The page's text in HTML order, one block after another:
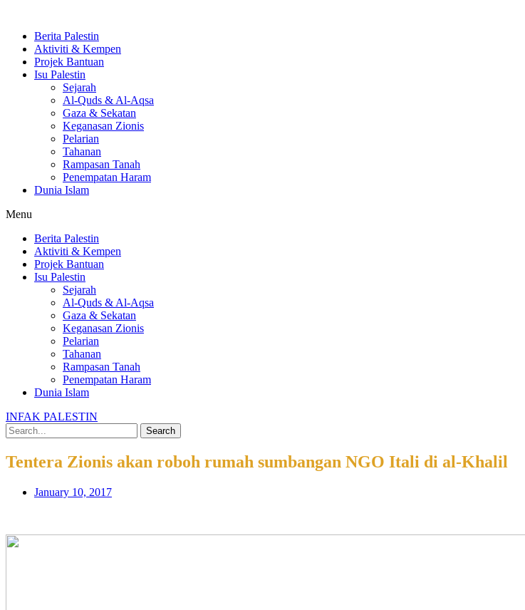
contentBerita Palestin
Aktiviti & Kempen
Projek Bantuan
Isu Palestin
Sejarah
Al-Quds & Al-Aqsa
Gaza & Sekatan
Keganasan Zionis
Pelarian
Tahanan
Rampasan Tanah
Penempatan Haram
Dunia Islam
Menu
Berita Palestin
Aktiviti & Kempen
Projek Bantuan
Isu Palestin
Sejarah
Al-Quds & Al-Aqsa
Gaza & Sekatan
Keganasan Zionis
Pelarian
Tahanan
Rampasan Tanah
Penempatan Haram
Dunia Islam
INFAK PALESTIN
Search
Tentera Zionis akan roboh rumah sumbangan NGO Itali di al-Khalil
January 10, 2017